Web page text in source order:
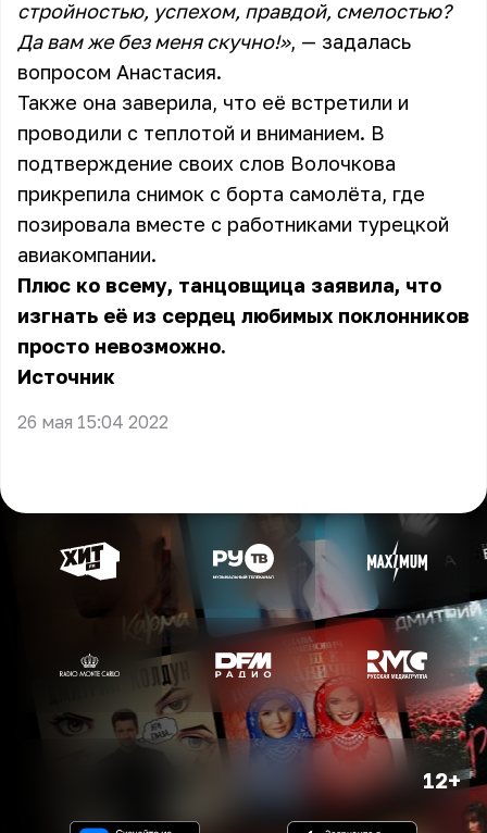
стройностью, успехом, правдой, смелостью?
Да вам же без меня скучно!», — задалась
вопросом Анастасия.
Также она заверила, что её встретили и
проводили с теплотой и вниманием. В
подтверждение своих слов Волочкова
прикрепила снимок с борта самолёта, где
позировала вместе с работниками турецкой
авиакомпании.
Плюс ко всему, танцовщица заявила, что
изгнать её из сердец любимых поклонников
просто невозможно.
Источник
26 мая 15:04 2022
12+